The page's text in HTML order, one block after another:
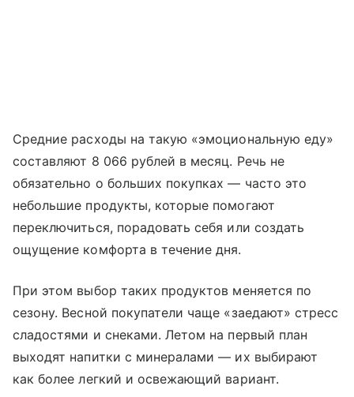
Средние расходы на такую «эмоциональную еду»
составляют 8 066 рублей в месяц. Речь не
обязательно о больших покупках — часто это
небольшие продукты, которые помогают
переключиться, порадовать себя или создать
ощущение комфорта в течение дня.
При этом выбор таких продуктов меняется по
сезону. Весной покупатели чаще «заедают» стресс
сладостями и снеками. Летом на первый план
выходят напитки с минералами — их выбирают
как более легкий и освежающий вариант.